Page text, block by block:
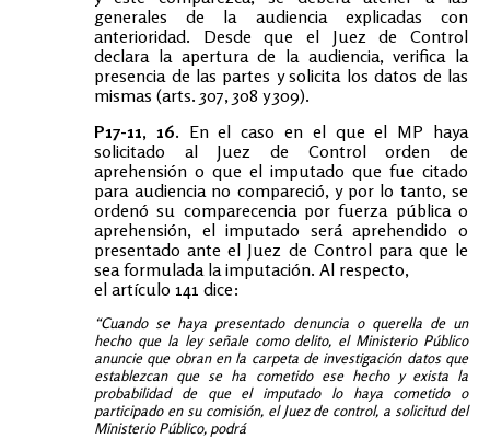
generales de la audiencia explicadas con
anterioridad. Desde que el Juez de Control
declara la apertura de la audiencia, verifica la
presencia de las partes y solicita los datos de las
mismas (arts. 307, 308 y 309).
P17-11, 16. En el caso en el que el MP haya
solicitado al Juez de Control orden de
aprehensión o que el imputado que fue citado
para audiencia no compareció, y por lo tanto, se
ordenó su comparecencia por fuerza pública o
aprehensión, el imputado será aprehendido o
presentado ante el Juez de Control para que le
sea formulada la imputación. Al respecto,
el artículo 141 dice:
“Cuando se haya presentado denuncia o querella de un
hecho que la ley señale como delito, el Ministerio Público
anuncie que obran en la carpeta de investigación datos que
establezcan que se ha cometido ese hecho y exista la
probabilidad de que el imputado lo haya cometido o
participado en su comisión, el Juez de control, a solicitud del
Ministerio Público, podrá